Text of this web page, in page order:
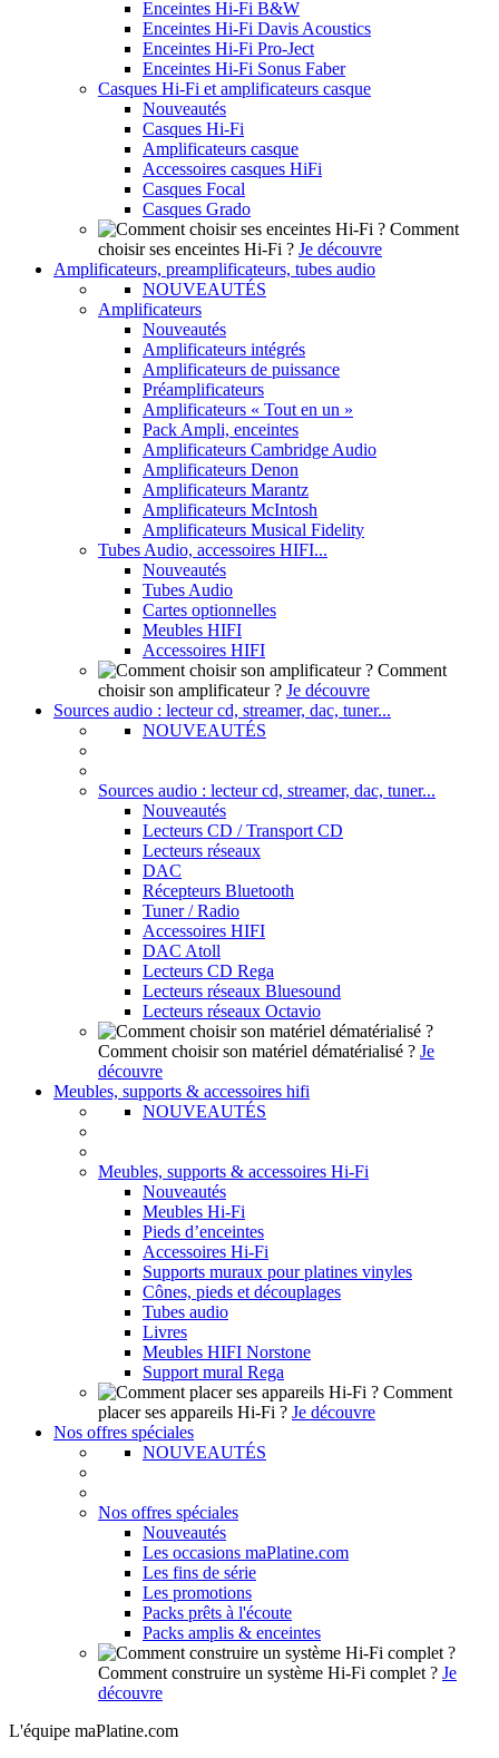
Enceintes Hi-Fi B&W
Enceintes Hi-Fi Davis Acoustics
Enceintes Hi-Fi Pro-Ject
Enceintes Hi-Fi Sonus Faber
Casques Hi-Fi et amplificateurs casque
Nouveautés
Casques Hi-Fi
Amplificateurs casque
Accessoires casques HiFi
Casques Focal
Casques Grado
Comment
choisir ses enceintes Hi-Fi ? Je découvre
Amplificateurs, preamplificateurs, tubes audio
NOUVEAUTÉS
Amplificateurs
Nouveautés
Amplificateurs intégrés
Amplificateurs de puissance
Préamplificateurs
Amplificateurs « Tout en un »
Pack Ampli, enceintes
Amplificateurs Cambridge Audio
Amplificateurs Denon
Amplificateurs Marantz
Amplificateurs McIntosh
Amplificateurs Musical Fidelity
Tubes Audio, accessoires HIFI...
Nouveautés
Tubes Audio
Cartes optionnelles
Meubles HIFI
Accessoires HIFI
Comment
choisir son amplificateur ? Je découvre
Sources audio : lecteur cd, streamer, dac, tuner...
NOUVEAUTÉS
Sources audio : lecteur cd, streamer, dac, tuner...
Nouveautés
Lecteurs CD / Transport CD
Lecteurs réseaux
DAC
Récepteurs Bluetooth
Tuner / Radio
Accessoires HIFI
DAC Atoll
Lecteurs CD Rega
Lecteurs réseaux Bluesound
Lecteurs réseaux Octavio
Comment choisir son matériel dématérialisé ? Je
découvre
Meubles, supports & accessoires hifi
NOUVEAUTÉS
Meubles, supports & accessoires Hi-Fi
Nouveautés
Meubles Hi-Fi
Pieds d’enceintes
Accessoires Hi-Fi
Supports muraux pour platines vinyles
Cônes, pieds et découplages
Tubes audio
Livres
Meubles HIFI Norstone
Support mural Rega
Comment
placer ses appareils Hi-Fi ? Je découvre
Nos offres spéciales
NOUVEAUTÉS
Nos offres spéciales
Nouveautés
Les occasions maPlatine.com
Les fins de série
Les promotions
Packs prêts à l'écoute
Packs amplis & enceintes
Comment construire un système Hi-Fi complet ? Je
découvre
L'équipe maPlatine.com